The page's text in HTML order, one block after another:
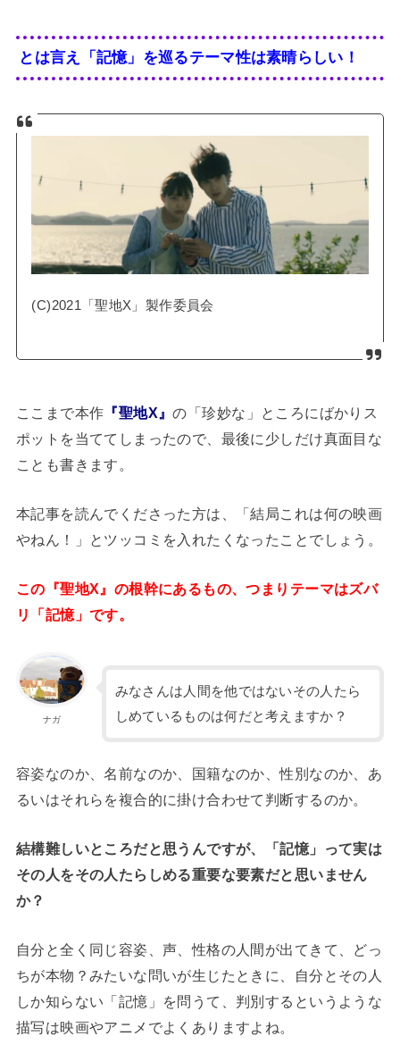
とは言え「記憶」を巡るテーマ性は素晴らしい！
(C)2021「聖地X」製作委員会
ここまで本作 『聖地X』の「珍妙な」ところにばかりス
ポットを当ててしまったので、最後に少しだけ真面目な
ことも書きます。
本記事を読んでくださった方は、「結局これは何の映画
やねん！」とツッコミを入れたくなったことでしょう。
この『聖地X』の根幹にあるもの、つまりテーマはズバ
リ「記憶」です。
ナガ
みなさんは人間を他ではないその人たら
しめているものは何だと考えますか？
容姿なのか、名前なのか、国籍なのか、性別なのか、あ
るいはそれらを複合的に掛け合わせて判断するのか。
結構難しいところだと思うんですが、「記憶」って実は
その人をその人たらしめる重要な要素だと思いません
か？
自分と全く同じ容姿、声、性格の人間が出てきて、どっ
ちが本物？みたいな問いが生じたときに、自分とその人
しか知らない「記憶」を問うて、判別するというような
描写は映画やアニメでよくありますよね。